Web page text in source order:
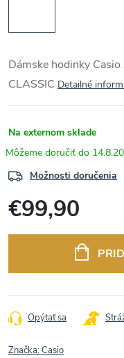
Dámske hodinky
CLASSIC Detailné
Na externom sklade
Možnosti doručenia
€99,90
Opýtať sa
Značka:Casio